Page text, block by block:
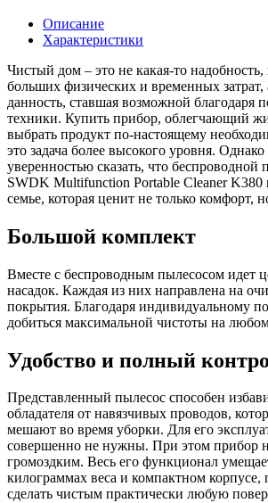
Описание
Характеристики
Чистый дом – это не какая-то надобность,
больших физических и временных
данность, ставшая возможной благодаря
техники. Купить прибор, облегчающий
выбрать продукт по-настоящему
это задача более высокого уровня.
уверенностью сказать, что беспроводной
SWDK Multifunction Portable Cleaner K380
семье, которая ценит не только комфорт,
Большой комплект
Вместе с беспроводным пылесосом идет
насадок. Каждая из них направлена на
покрытия. Благодаря индивидуальному
добиться максимальной чистоты на
Удобство и полный
Представленный пылесос способен
обладателя от навязчивых проводов,
мешают во время уборки. Для его
совершенно не нужны. При этом прибор
громоздким. Весь его функционал
килограммах веса и компактном
сделать чистым практически любую